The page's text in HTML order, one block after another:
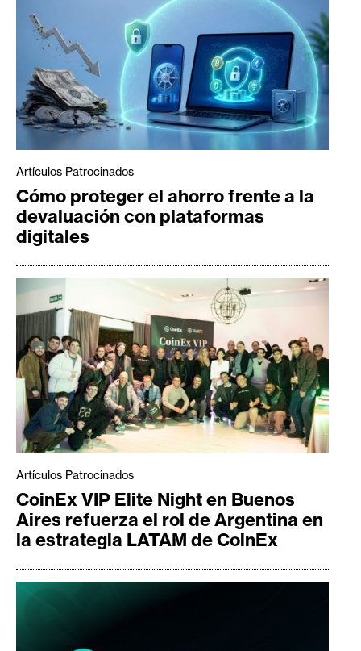
Artículos Patrocinados
Cómo proteger el ahorro frente a la
devaluación con plataformas
digitales
Artículos Patrocinados
CoinEx VIP Elite Night en Buenos
Aires refuerza el rol de Argentina en
la estrategia LATAM de CoinEx